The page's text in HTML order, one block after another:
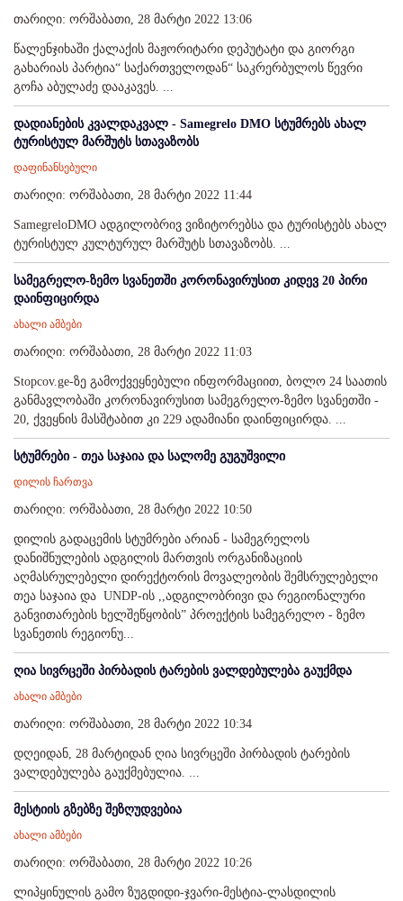
თარიღი: ორშაბათი, 28 მარტი 2022 13:06
წალენჯიხაში ქალაქის მაჟორიტარი დეპუტატი და გიორგი
გახარიას პარტია“ საქართველოდან“ საკრერბულოს წევრი
გოჩა აბულაძე დააკავეს. ...
დადიანების კვალდაკვალ - Samegrelo DMO სტუმრებს ახალ
ტურისტულ მარშუტს სთავაზობს
დაფინანსებული
თარიღი: ორშაბათი, 28 მარტი 2022 11:44
SamegreloDMO ადგილობრივ ვიზიტორებსა და ტურისტებს ახალ
ტურისტულ კულტურულ მარშუტს სთავაზობს. ...
სამეგრელო-ზემო სვანეთში კორონავირუსით კიდევ 20 პირი
დაინფიცირდა
ახალი ამბები
თარიღი: ორშაბათი, 28 მარტი 2022 11:03
Stopcov.ge-ზე გამოქვეყნებული ინფორმაციით, ბოლო 24 საათის
განმავლობაში კორონავირუსით სამეგრელო-ზემო სვანეთში -
20, ქვეყნის მასშტაბით კი 229 ადამიანი დაინფიცირდა. ...
სტუმრები - თეა საჯაია და სალომე გუგუშვილი
დილის ჩართვა
თარიღი: ორშაბათი, 28 მარტი 2022 10:50
დილის გადაცემის სტუმრები არიან - სამეგრელოს
დანიშნულების ადგილის მართვის ორგანიზაციის
აღმასრულებელი დირექტორის მოვალეობის შემსრულებელი
თეა საჯაია და UNDP-ის ,,ადგილობრივი და რეგიონალური
განვითარების ხელშეწყობის” პროექტის სამეგრელო - ზემო
სვანეთის რეგიონუ...
ღია სივრცეში პირბადის ტარების ვალდებულება გაუქმდა
ახალი ამბები
თარიღი: ორშაბათი, 28 მარტი 2022 10:34
დღეიდან, 28 მარტიდან ღია სივრცეში პირბადის ტარების
ვალდებულება გაუქმებულია. ...
მესტიის გზებზე შეზღუდვებია
ახალი ამბები
თარიღი: ორშაბათი, 28 მარტი 2022 10:26
ლიპყინულის გამო ზუგდიდი-ჯვარი-მესტია-ლასდილის